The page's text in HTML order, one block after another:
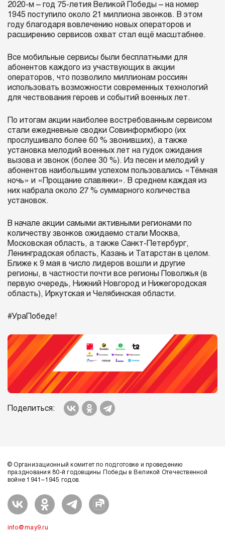
2020-м – год 75-летия Великой Победы – на номер
1945 поступило около 21 миллиона звонков. В этом
году благодаря вовлечению новых операторов и
расширению сервисов охват стал ещё масштабнее.
Все мобильные сервисы были бесплатными для
абонентов каждого из участвующих в акции
операторов, что позволило миллионам россиян
использовать возможности современных технологий
для чествования героев и событий военных лет.
По итогам акции наиболее востребованным сервисом
стали ежедневные сводки Совинформбюро (их
прослушивало более 60 % звонивших), а также
установка мелодий военных лет на гудок ожидания
вызова и звонок (более 30 %). Из песен и мелодий у
абонентов наибольшим успехом пользовались «Тёмная
ночь» и «Прощание славянки». В среднем каждая из
них набрала около 27 % суммарного количества
установок.
В начале акции самыми активными регионами по
количеству звонков ожидаемо стали Москва,
Московская область, а также Санкт-Петербург,
Ленинградская область, Казань и Татарстан в целом.
Ближе к 9 мая в число лидеров вошли и другие
регионы, в частности почти все регионы Поволжья (в
первую очередь, Нижний Новгород и Нижегородская
область), Иркутская и Челябинская области.
#УраПобеде!
Поделиться:
© Организационный комитет по подготовке и проведению
празднования 80-й годовщины Победы в Великой Отечественной
войне 1941–1945 годов.
info@may9.ru